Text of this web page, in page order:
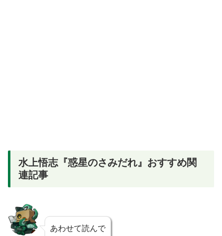
水上悟志『惑星のさみだれ』おすすめ関
連記事
あわせて読んで